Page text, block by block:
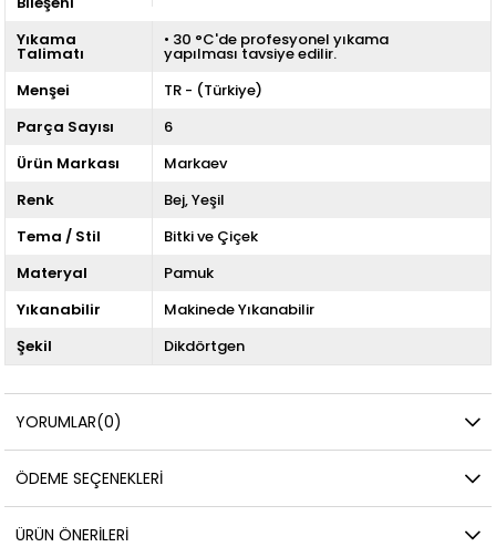
Yıkama
Talimatı
• 30 °C'de profesyonel yıkama
yapılması tavsiye edilir.
Menşei
TR - (Türkiye)
Parça Sayısı
6
Ürün Markası
Markaev
Renk
Bej Yeşil
Tema / Stil
Bitki ve Çiçek
Materyal
Pamuk
Yıkanabilir
Makinede Yıkanabilir
Şekil
Dikdörtgen
YORUMLAR(0)
ÖDEME SEÇENEKLERI
ÜRÜN ÖNERILERI